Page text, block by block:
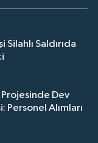
Silahlı Saldırıda
Dev
Personel Alımları